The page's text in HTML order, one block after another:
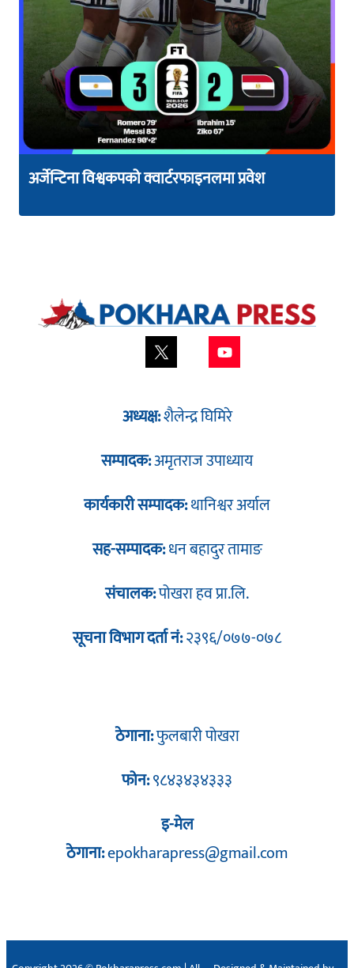
अर्जेन्टिना विश्वकपको क्वार्टरफाइनलमा प्रवेश
अध्यक्ष:शैलेन्द्र घिमिरे
सम्पादक:अमृतराज उपाध्याय
कार्यकारी सम्पादक:थानिश्वर अर्याल
सह-सम्पादक:धन बहादुर तामाङ
संचालक:पोखरा हव प्रा.लि.
सूचना विभाग दर्ता नं:२३९६/०७७-०७८
ठेगाना:फुलबारी पोखरा
फोन:९८४३४३४३३३
इ-मेल
ठेगाना:epokharapress@gmail.com